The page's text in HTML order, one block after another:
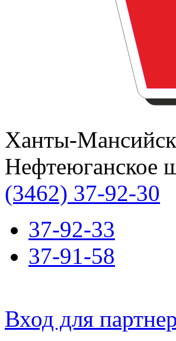
Ханты-
Нефтеюганское
(3462) 37-92-30
37-92-33
37-91-58
Вход для